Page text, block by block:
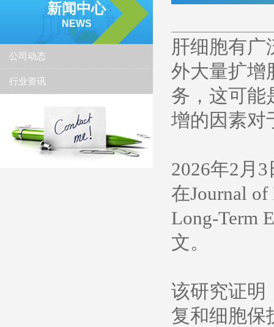
新闻中心
NEWS
公司动态
行业资讯
肝细胞有广
外大量扩增
务，这可能
增的因素对
2026年2月
在Journal
Long-Term
文。
该研究证明
复和细胞保